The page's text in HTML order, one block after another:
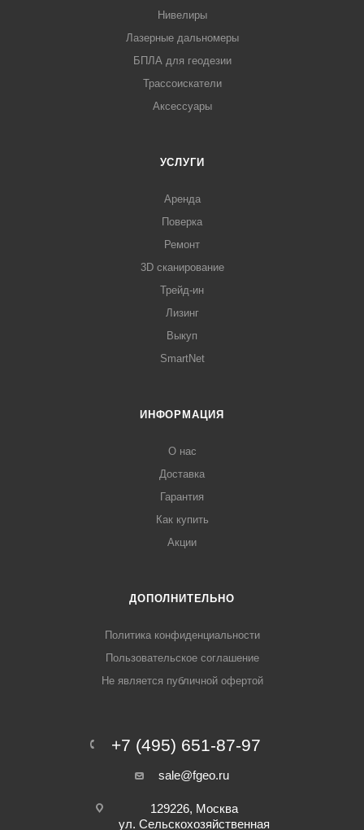
Нивелиры
Лазерные дальномеры
БПЛА для геодезии
Трассоискатели
Аксессуары
УСЛУГИ
Аренда
Поверка
Ремонт
3D сканирование
Трейд-ин
Лизинг
Выкуп
SmartNet
ИНФОРМАЦИЯ
О нас
Доставка
Гарантия
Как купить
Акции
ДОПОЛНИТЕЛЬНО
Политика конфиденциальности
Пользовательское соглашение
Не является публичной офертой
+7 (495) 651-87-97
sale@fgeo.ru
129226, Москва
ул. Сельскохозяйственная